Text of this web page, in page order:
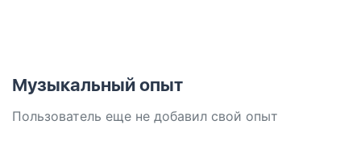
Музыкальный опыт
Пользователь еще не добавил свой опыт